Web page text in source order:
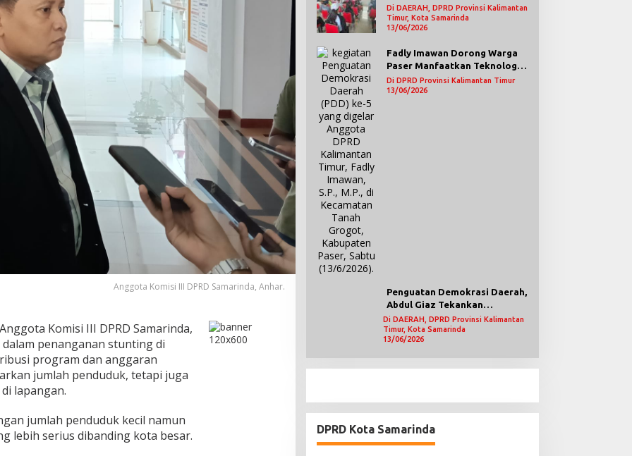
Anggota Komisi III DPRD Samarinda, Anhar.
Komisi III DPRD Samarinda,
penanganan stunting di
program dan anggaran
jumlah penduduk, tetapi juga
lapangan.
jumlah penduduk kecil namun
lebih serius dibanding kota besar.
Wujudkan Demokrasi yang
Lebih Terbuka
Di DAERAH, DPRD Provinsi Kalimantan
Timur, Kota Samarinda
13/06/2026
Fadly Imawan Dorong Warga
Paser Manfaatkan Teknologi
Digital untuk Mengawasi
Jalannya Pemerintahan
Di DPRD Provinsi Kalimantan Timur
13/06/2026
Penguatan Demokrasi Daerah,
Abdul Giaz Tekankan
Pentingnya Teknologi
Informasi
Di DAERAH, DPRD Provinsi Kalimantan
Timur, Kota Samarinda
13/06/2026
DPRD Kota Samarinda